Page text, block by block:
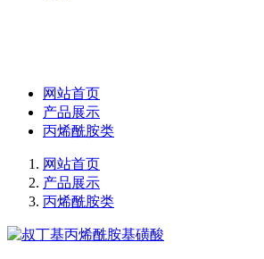
网站首页
产品展示
丙烯酰胺类
网站首页
产品展示
丙烯酰胺类